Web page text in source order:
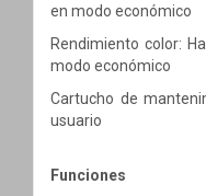
en modo económico
Rendimiento color:
modo económico
Cartucho de
usuario
Funciones